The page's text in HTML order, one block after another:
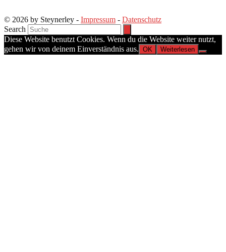
© 2026 by Steynerley - Impressum - Datenschutz
Search
Diese Website benutzt Cookies. Wenn du die Website weiter nutzt,
gehen wir von deinem Einverständnis aus. OK Weiterlesen